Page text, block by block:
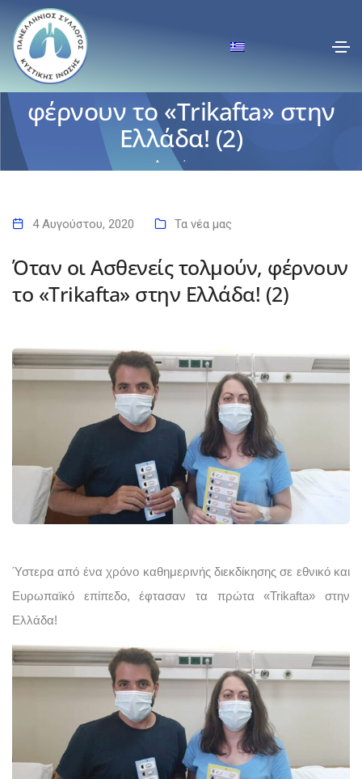
Όταν οι Ασθενείς τολμούν,
φέρνουν το «Trikafta» στην
Ελλάδα! (2)
Αρχική
4 Αυγούστου, 2020 Τα νέα μας
Όταν οι Ασθενείς τολμούν, φέρνουν
το «Trikafta» στην Ελλάδα! (2)
Ύστερα από ένα χρόνο καθημερινής διεκδίκησης σε εθνικό και
Ευρωπαϊκό επίπεδο, έφτασαν τα πρώτα «Trikafta» στην
Ελλάδα!